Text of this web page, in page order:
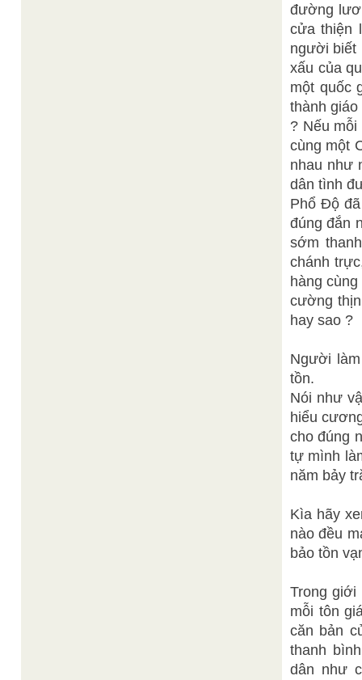
đường
cửa thiện
người biết
xấu của
một quốc
thành
? Nếu
cùng một
nhau như
dân tình
Phổ Độ
đúng đắn
sớm
chánh
hàng
cường
hay sao ?
Người
tồn.
Nói như
hiểu
cho đúng
tự mình
năm bảy
Kìa hãy
nào đều
bảo tồn
Trong giới
mỗi tôn
căn bản
thanh
dân như